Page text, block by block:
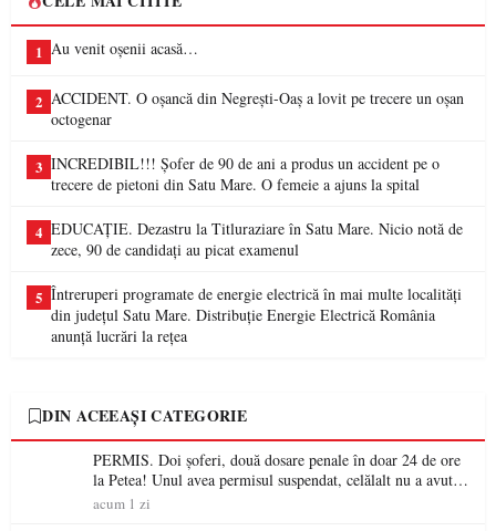
1 Au venit oșenii acasă…
2 ACCIDENT. O oșancă din Negrești-Oaș a lovit pe trecere un oșan
octogenar
3 INCREDIBIL!!! Șofer de 90 de ani a produs un accident pe o
trecere de pietoni din Satu Mare. O femeie a ajuns la spital
4 EDUCAȚIE. Dezastru la Titluraziare în Satu Mare. Nicio notă de
zece, 90 de candidați au picat examenul
5 Întreruperi programate de energie electrică în mai multe localități
din județul Satu Mare. Distribuție Energie Electrică România
anunță lucrări la rețea
DIN ACEEAȘI CATEGORIE
PERMIS. Doi șoferi, două dosare penale în doar 24 de ore
la Petea! Unul avea permisul suspendat, celălalt nu a avut
niciodată permis
acum 1 zi